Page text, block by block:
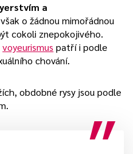
a
o žádnou mimořádnou
cokoli znepokojivého.
voyeurismus patří i podle
chování.
obdobné rysy jsou podle